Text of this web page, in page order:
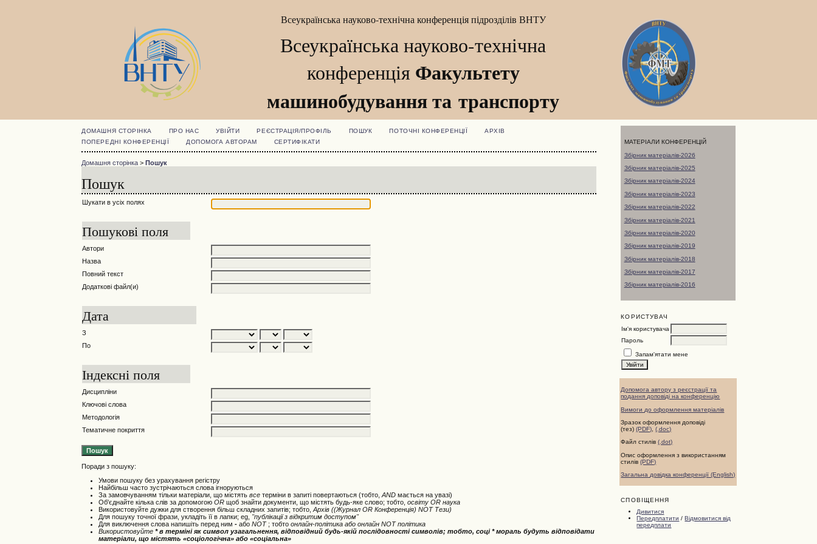
Всеукраїнська науково-технічна конференція підрозділів ВНТУ
Всеукраїнська науково-технічна
конференція Факультету
машинобудування та транспорту
МАТЕРІАЛИ КОНФЕРЕНЦІЙ
Збірник матеріалів-2026
Збірник матеріалів-2025
Збірник матеріалів-2024
Збірник матеріалів-2023
Збірник матеріалів-2022
Збірник матеріалів-2021
Збірник матеріалів-2020
Збірник матеріалів-2019
Збірник матеріалів-2018
Збірник матеріалів-2017
Збірник матеріалів-2016
КОРИСТУВАЧ
Ім'я користувача
Пароль
Запам'ятати мене
Допомога автору з реєстрації та
подання доповіді на конференцію
Вимоги до оформлення матеріалів
Зразок оформлення доповіді
(тез)(PDF) ,(.doc)
Файл стилів(.dot)
Опис оформлення з використанням
стилів(PDF)
Загальна довідка конференції (English)
СПОВІЩЕННЯ
Дивитися
Передплатити /Відмовитися від
передплати
ДОМАШНЯ СТОРІНКА ПРО НАС УВІЙТИ РЕЄСТРАЦІЯ/ПРОФІЛЬ ПОШУК ПОТОЧНІ КОНФЕРЕНЦІЇ
АРХІВ
ПОПЕРЕДНІ КОНФЕРЕНЦІЇ
ДОПОМОГА АВТОРАМ СЕРТИФІКАТИ
Домашня сторінка >Пошук
Пошук
Шукати в усіх полях
Пошукові поля
Автори
Назва
Повний текст
Додаткові файл(и)
Дата
З
По
Індексні поля
Дисципліни
Ключові слова
Методологія
Тематичне покриття
Поради з пошуку:
Умови пошуку без урахування регістру
Найбільш часто зустрічаються слова ігноруються
За замовчуванням тільки матеріали, що містятьвсетерміни в запиті повертаються (тобто,ANDмається на увазі)
Об'єднайте кілька слів за допомогоюORщоб знайти документи, що містять будь-яке слово; тобто,освіту OR наука
Використовуйте дужки для створення більш складних запитів; тобто,Архів ((Журнал OR Конференція) NOT Тези)
Для пошуку точної фрази, укладіть її в лапки; eg, "публікації з відкритим доступом"
Для виключення слова напишіть перед ним-абоNOT ; тобтоонлайн-політикаабоонлайн NOT політика
Використовуйте*в терміні як символ узагальнення, відповідний будь-якій послідовності символів; тобто,соці * моральбудуть відповідати
матеріали, що містять «соціологічна» або «соціальна»